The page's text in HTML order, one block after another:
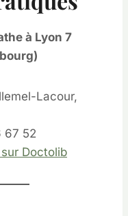
à Lyon 7
Lacour,
67 52
Doctolib